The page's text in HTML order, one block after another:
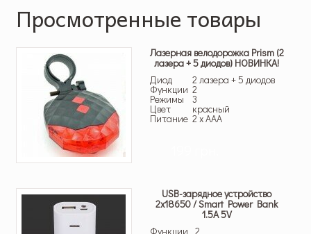
Просмотренные товары
Лазерная велодорожка Prism (2
лазера + 5 диодов) НОВИНКА!
Диод
2 лазера + 5 диодов
Функции 2
Режимы 3
Цвет красный
Питание 2 x AAA
USB-зарядное устройство
2х18650 / Smart Power Bank
1.5A 5V
Функции 2